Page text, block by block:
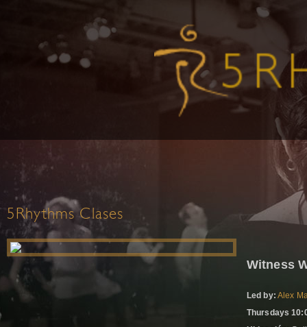
5Rhythms Clases
Witness
Led by: Alex
Thursdays